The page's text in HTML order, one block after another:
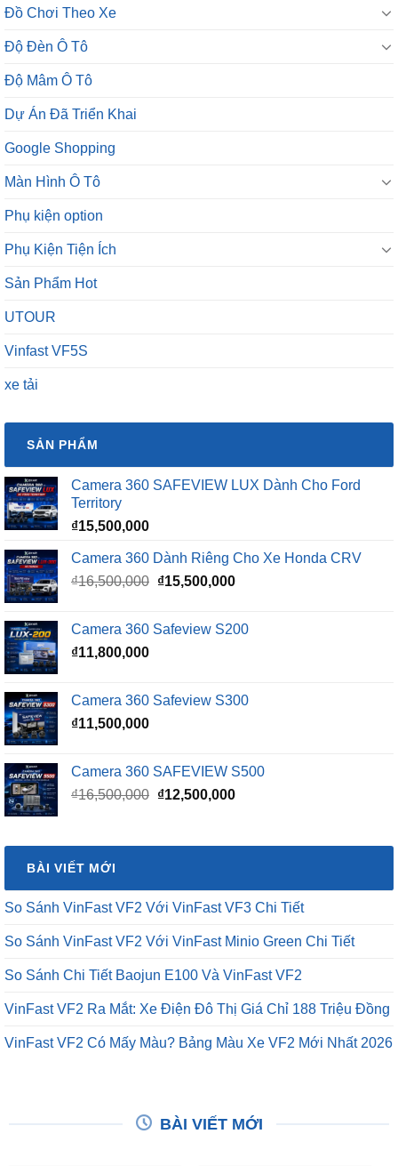
Đồ Chơi Theo Xe
Độ Đèn Ô Tô
Độ Mâm Ô Tô
Dự Án Đã Triển Khai
Google Shopping
Màn Hình Ô Tô
Phụ kiện option
Phụ Kiện Tiện Ích
Sản Phẩm Hot
UTOUR
Vinfast VF5S
xe tải
SẢN PHẨM
Camera 360 SAFEVIEW LUX Dành Cho Ford
Territory
₫15,500,000
Camera 360 Dành Riêng Cho Xe Honda CRV
₫16,500,000 Giá
₫16,500,000.
₫15,500,000Giá
là:
Camera 360 Safeview S200
₫11,800,000
Camera 360 Safeview S300
₫11,500,000
Camera 360 SAFEVIEW S500
₫16,500,000 Giá
₫16,500,000.
₫12,500,000Giá
là:
BÀI VIẾT MỚI
So Sánh VinFast VF2 Với VinFast VF3 Chi Tiết
So Sánh VinFast VF2 Với VinFast Minio Green Chi Tiết
So Sánh Chi Tiết Baojun E100 Và VinFast VF2
VinFast VF2 Ra Mắt: Xe Điện Đô Thị Giá Chỉ 188 Triệu Đồng
VinFast VF2 Có Mấy Màu? Bảng Màu Xe VF2 Mới Nhất 2026
BÀI VIẾT MỚI